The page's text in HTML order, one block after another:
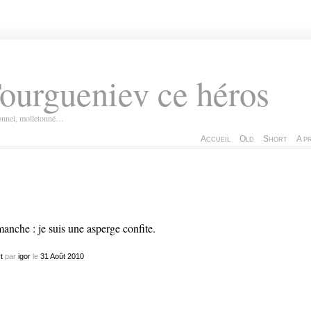
ce héros
molletonné…
Accueil Old Short A
: je suis une asperge confite.
par igorle 31 Août 2010